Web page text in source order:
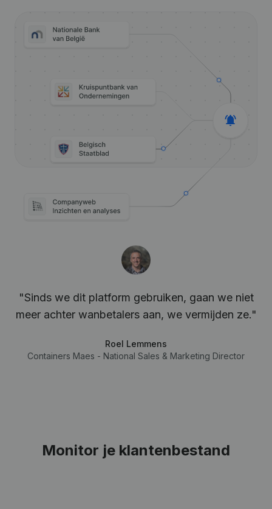
"Sinds we dit platform gebruiken, gaan we niet
meer achter wanbetalers aan, we vermijden ze."
Roel Lemmens
Containers Maes - National Sales & Marketing Director
Monitor je klantenbestand